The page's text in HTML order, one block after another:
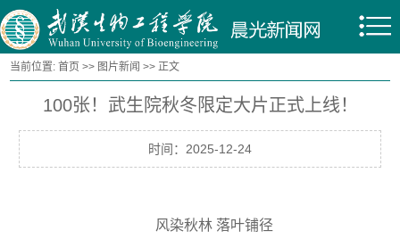
当前位置:首页 >> 图片新闻 >> 正文
100张！武生院秋冬限定大片正式上线！
时间：2025-12-24
风染秋林 落叶铺径